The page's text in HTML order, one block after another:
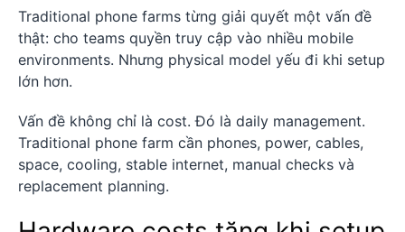
Traditional phone farms từng giải quyết một vấn đề
thật: cho teams quyền truy cập vào nhiều mobile
environments. Nhưng physical model yếu đi khi setup
lớn hơn.
Vấn đề không chỉ là cost. Đó là daily management.
Traditional phone farm cần phones, power, cables,
space, cooling, stable internet, manual checks và
replacement planning.